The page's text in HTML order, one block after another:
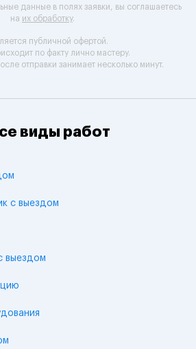
данные в полях заявки, вы соглашаетесь
на их обработку.
публичной офертой.
по факту лично мастеру.
отправки занимает несколько минут.
виды работ
с выездом
выездом